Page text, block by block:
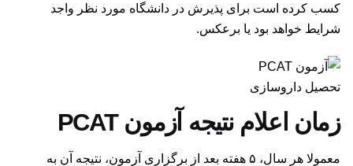
کسب کرده است برای پذیرش در دانشگاه مورد نظر واجد
شرایط خواهد بود یا برعکس.
تحصیل داروسازی
زمان اعلام نتیجه آزمون PCAT
معمولا هر سال، ۵ هفته بعد از برگزاری آزمون، نتیجه آن به